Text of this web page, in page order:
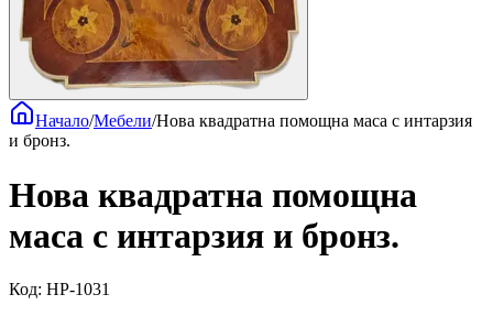
Начало/Мебели/Нова квадратна помощна маса с интарзия
и бронз.
Нова квадратна помощна
маса с интарзия и бронз.
Код: HP-1031